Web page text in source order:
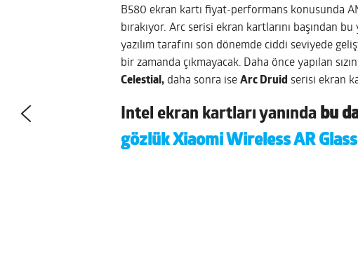
B580 ekran kartı fiyat-performans konusunda
bırakıyor. Arc serisi ekran kartlarını başından
yazılım tarafını son dönemde ciddi seviyede
bir zamanda çıkmayacak. Daha önce yapılan
Celestial, daha sonra ise Arc Druid serisi ekran
Intel ekran kartları yanında bu
gözlük Xiaomi Wireless AR